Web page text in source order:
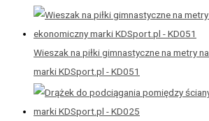
Wieszak na piłki gimnastyczne na metry
marki KDSport.pl - KD051